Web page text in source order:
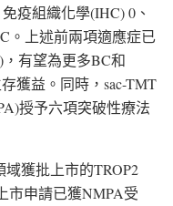
疫組織化學(IHC) 0、
。上述前兩項適應症已
有望為更多BC和
獲益。同時，sac-TMT
授予六項突破性療法
獲批上市的TROP2
市申請已獲NMPA受